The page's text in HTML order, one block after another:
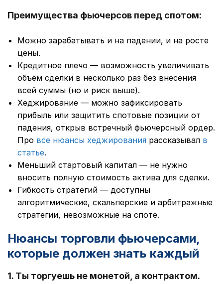
Преимущества фьючерсов перед спотом:
Можно зарабатывать и на падении, и на росте
цены.
Кредитное плечо — возможность увеличивать
объём сделки в несколько раз без внесения
всей суммы (но и риск выше).
Хеджирование — можно зафиксировать
прибыль или защитить спотовые позиции от
падения, открыв встречный фьючерсный ордер.
Про все нюансы хеджирования рассказывал в
статье.
Меньший стартовый капитал — не нужно
вносить полную стоимость актива для сделки.
Гибкость стратегий — доступны
алгоритмические, скальперские и арбитражные
стратегии, невозможные на споте.
Нюансы торговли фьючерсами,
которые должен знать каждый
1. Ты торгуешь не монетой, а контрактом.